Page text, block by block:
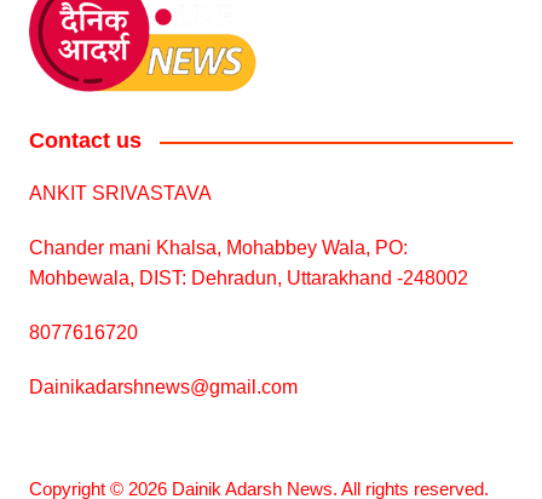
Contact us
ANKIT SRIVASTAVA
Chander mani Khalsa, Mohabbey Wala, PO:
Mohbewala, DIST: Dehradun, Uttarakhand -248002
8077616720
Dainikadarshnews@gmail.com
Copyright © 2026 Dainik Adarsh News. All rights reserved.